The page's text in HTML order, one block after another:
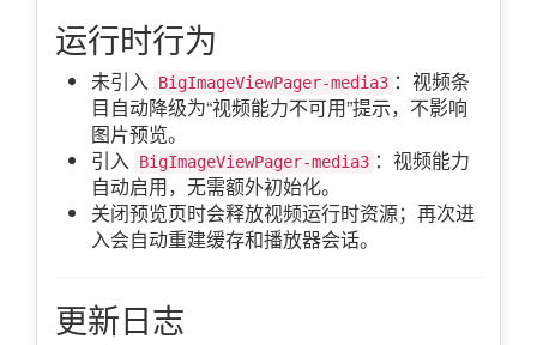
运行时行为
未引入 BigImageViewPager-media3 ：视频条
目自动降级为“视频能力不可用”提示，不影响
图片预览。
引入 BigImageViewPager-media3 ：视频能力
自动启用，无需额外初始化。
关闭预览页时会释放视频运行时资源；再次进
入会自动重建缓存和播放器会话。
更新日志